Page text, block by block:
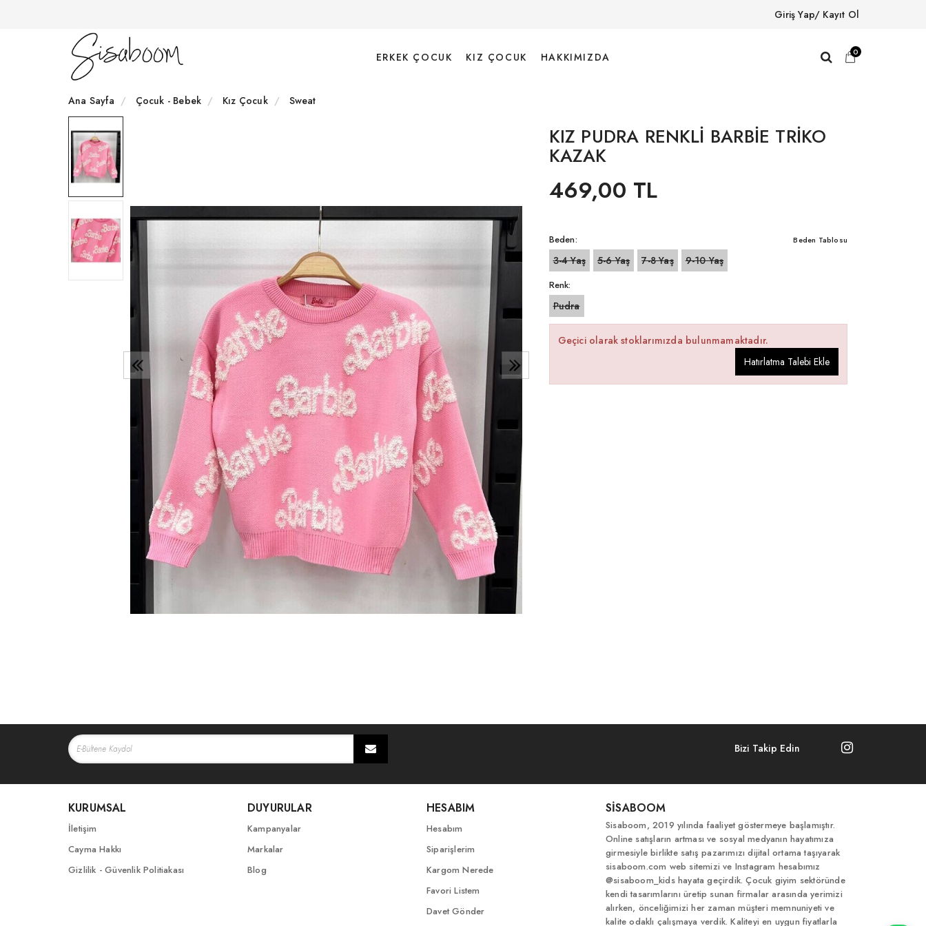
Giriş Yap/ Kayıt Ol
ERKEK ÇOCUK KIZ ÇOCUK HAKKIMIZDA 0
Ana Sayfa Çocuk - Bebek Kız Çocuk Sweat
KIZ PUDRA RENKLİ BARBİE TRİKO
KAZAK
469,00 TL
Beden: Beden Tablosu
3-4 Yaş 5-6 Yaş 7-8 Yaş 9-10 Yaş
Renk:
Pudra
Geçici olarak stoklarımızda bulunmamaktadır.
Hatırlatma Talebi Ekle
Bizi Takip Edin
KURUMSAL
İletişim
Cayma Hakkı
Gizlilik - Güvenlik Politiakası
DUYURULAR
Kampanyalar
Markalar
Blog
HESABIM
Hesabım
Siparişlerim
Kargom Nerede
Favori Listem
Davet Gönder
SİSABOOM
Sisaboom, 2019 yılında faaliyet göstermeye başlamıştır.
Online satışların artması ve sosyal medyanın hayatımıza
girmesiyle birlikte satış pazarımızı dijital ortama taşıyarak
sisaboom.com web sitemizi ve Instagram hesabımız
@sisaboom_kids hayata geçirdik. Çocuk giyim sektöründe
kendi tasarımlarını üretip sunan firmalar arasında yerimizi
alırken, önceliğimizi her zaman müşteri memnuniyeti ve
kalite odaklı çalışmaya verdik. Kaliteyi en uygun fiyatlarla